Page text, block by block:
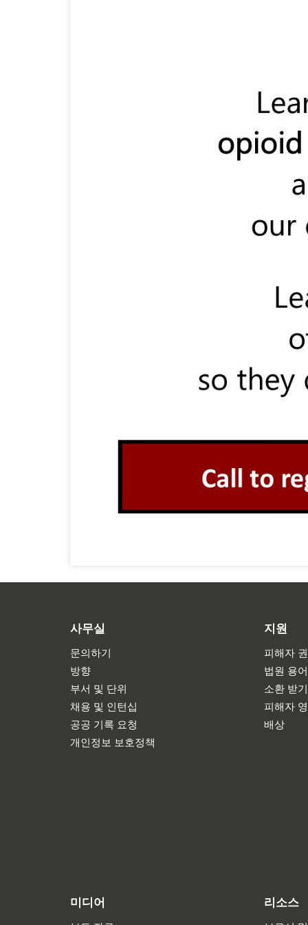
사무실
문의하기
방향
부서 및 단위
채용 및 인턴십
공공 기록 요청
개인정보 보호정책
지원
피해자
법원 용
소환 받기
피해자
배상
미디어 리소스